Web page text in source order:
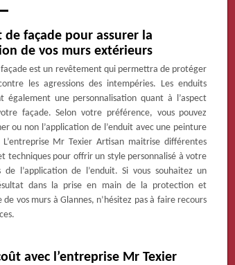
de façade pour assurer la
de vos murs extérieurs
façade est un revêtement qui permettra de protéger
les agressions des intempéries. Les enduits
également une personnalisation quant à l’aspect
façade. Selon votre préférence, vous pouvez
ou non l’application de l’enduit avec une peinture
Mr Texier Artisan maitrise différentes
techniques pour offrir un style personnalisé à votre
de l’application de l’enduit. Si vous souhaitez un
dans la prise en main de la protection et
de vos murs à Glannes, n’hésitez pas à faire recours
avec l’entreprise Mr Texier